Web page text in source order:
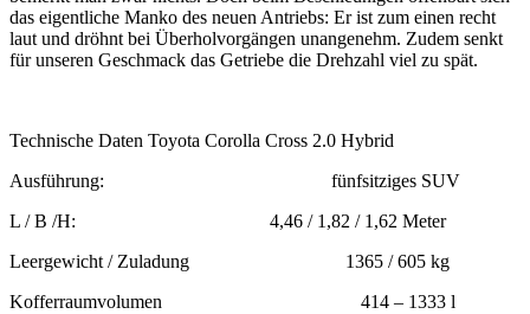
das eigentliche Manko des neuen Antriebs: Er ist zum einen recht
laut und dröhnt bei Überholvorgängen unangenehm. Zudem senkt
für unseren Geschmack das Getriebe die Drehzahl viel zu spät.
Technische Daten Toyota Corolla Cross 2.0 Hybrid
Ausführung: fünfsitziges SUV
L / B /H: 4,46 / 1,82 / 1,62 Meter
Leergewicht / Zuladung 1365 / 605 kg
Kofferraumvolumen 414 – 1333 l